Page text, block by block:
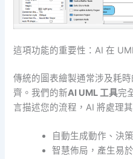
這項功能的重要性：AI 在
傳統的圖表繪製通常涉及耗
齊。我們的新AI UML 工具完
言描述您的流程，AI 將處理其
自動生成動作、決
智慧佈局，產生易